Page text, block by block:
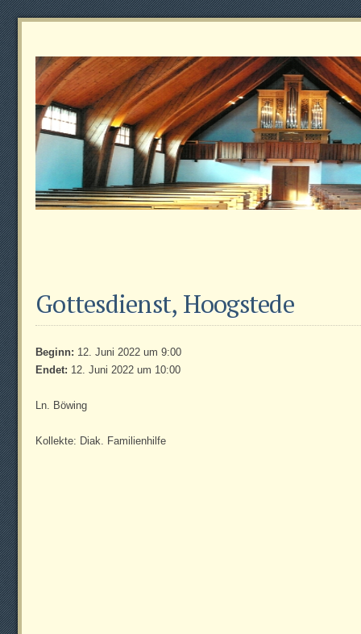
Gottesdienst, Hoogstede
Beginn: 12. Juni 2022 um 9:00
Endet: 12. Juni 2022 um 10:00
Ln. Böwing
Kollekte: Diak. Familienhilfe